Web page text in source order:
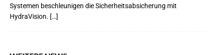
Systemen beschleunigen die Sicherheitsabsicherung mit
HydraVision. […]